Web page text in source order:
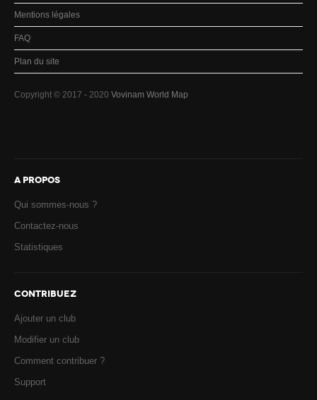
Mentions légales
FAQ
Plan du site
Copyright © 2017 - 2020 Vovinam World Map
A PROPOS
Qui sommes-nous ?
Contactez-nous
Statistiques
CONTRIBUEZ
Ajouter un club
Modifier un club
Comment contribuer ?
Support